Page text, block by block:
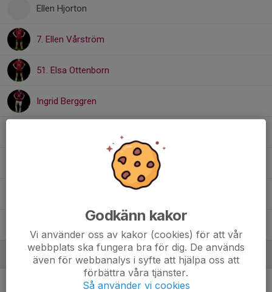
Ellen Hjorton
7. Ellen Vårström
51. Elsa Ottenborn
Ingrid Berggren
Mathilda Björkquist
Ledare
Carl BoisenTränare
Godkänn kakor
Vi använder oss av kakor (cookies) för att vår
webbplats ska fungera bra för dig. De används
även för webbanalys i syfte att hjälpa oss att
förbättra våra tjänster.
Så använder vi cookies